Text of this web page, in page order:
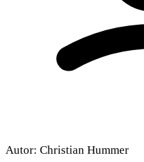
Autor: Christian Hummer